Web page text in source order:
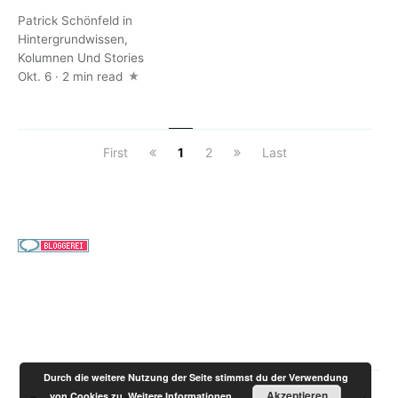
Patrick Schönfeld in
Hintergrundwissen,
Kolumnen Und Stories
Okt. 6 · 2 min read
First 1 2 Last
Durch die weitere Nutzung der Seite stimmst du der Verwendung